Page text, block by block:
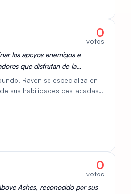
0
votos
los apoyos enemigos e
que disfrutan de la
Raven se especializa en
sus habilidades destacadas
para los jugadores que
0
votos
Ashes, reconocido por sus